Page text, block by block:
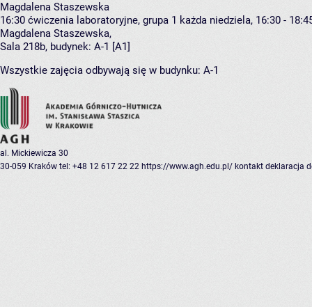
Magdalena Staszewska
16:30 ćwiczenia laboratoryjne, grupa 1 każda niedziela, 16:30 -
Magdalena Staszewska,
Sala 218b, budynek: A-1 [A1]
Wszystkie zajęcia odbywają się w budynku: A-1
al. Mickiewicza 30
30-059 Kraków tel: +48 12 617 22 22 https://www.agh.edu.pl/ kontakt deklaracja